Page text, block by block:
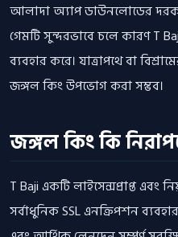
আলাদা অ্যাপ ডাউনলোডের
গেমটি সুন্দরভাবে চলে কারণ T Baji
ব্যবহার করে। যাত্রাপথে বা
জঙ্গল কিং উপভোগ করা সম্ভব।
জঙ্গল কিং কি
T Baji একটি লাইসেন্সপ্রাপ্ত এবং
সর্বাধুনিক SSL এনক্রিপশন